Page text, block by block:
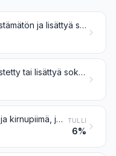
Maito ja kerma, tiivistämätön ja lisättyä sokeria tai muuta makeutusainetta sisältämätön
Maito ja kerma, tiivistetty tai lisättyä sokeria tai muuta makeutusainetta sisältävä
Jogurtti; kirnumaito ja kirnupiimä, juoksetettu maito ja kerma, kefiiri ja muu käynyt tai hapatettu maito ja kerma, myös tiivistetty tai maustettu tai lisättyä sokeria tai muuta makeutusainetta, hedelmää, pähkinää tai kaakaota sisältävä TULLI
6%